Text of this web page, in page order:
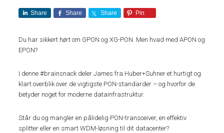
Share Share Share Pin
Du har sikkert hørt om GPON og XG-PON. Men hvad med APON og
EPON?
I denne #brainsnack deler James fra Huber+Suhner et hurtigt og
klart overblik over de vigtigste PON-standarder – og hvorfor de
betyder noget for moderne datainfrastruktur.
Står du og mangler en pålidelig PON-transceiver, en effektiv
splitter eller en smart WDM-løsning til dit datacenter?